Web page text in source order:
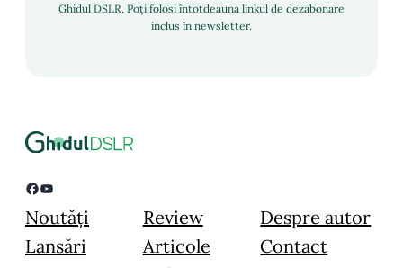
Ghidul DSLR. Poți folosi întotdeauna linkul de dezabonare
inclus în newsletter.
Facebook YouTube
Noutăți
Lansări
Review
Articole
Despre autor
Contact